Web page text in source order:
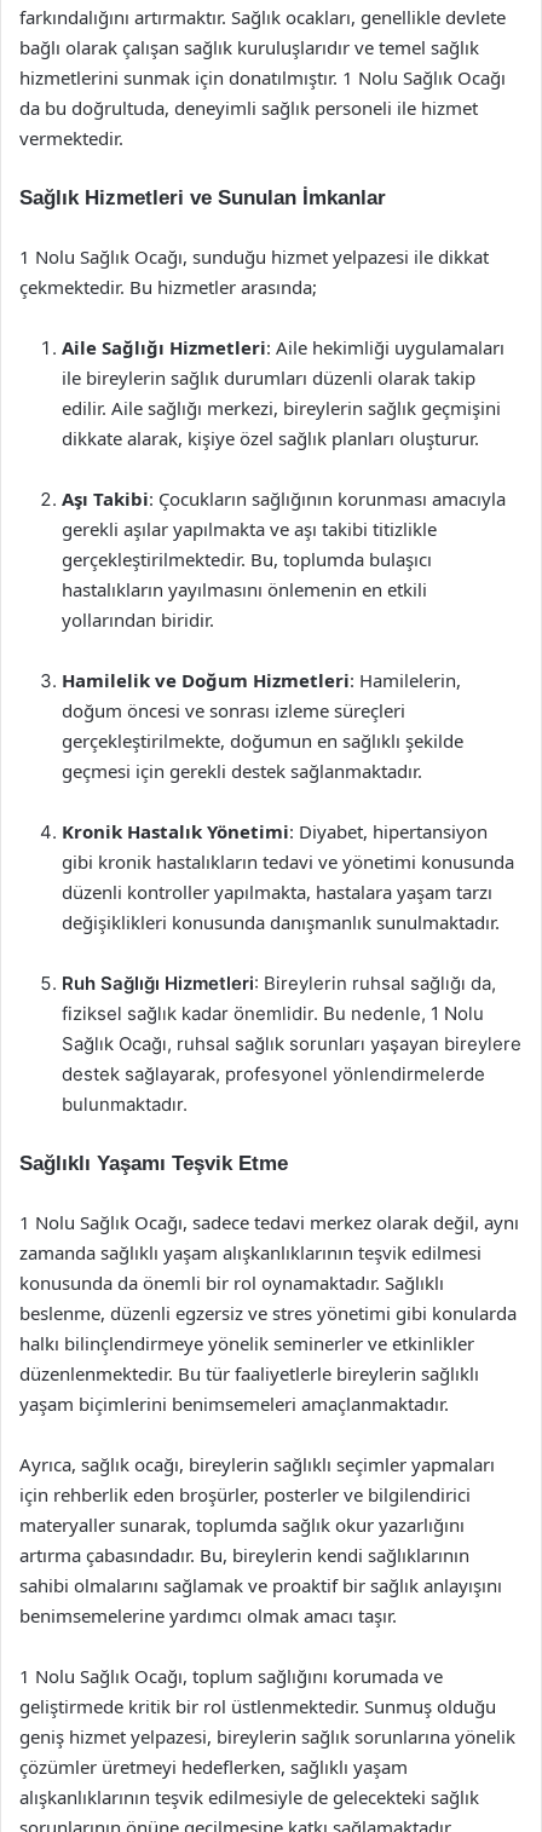
farkındalığını artırmaktır. Sağlık ocakları, genellikle devlete
bağlı olarak çalışan sağlık kuruluşlarıdır ve temel sağlık
hizmetlerini sunmak için donatılmıştır. 1 Nolu Sağlık Ocağı
da bu doğrultuda, deneyimli sağlık personeli ile hizmet
vermektedir.
Sağlık Hizmetleri ve Sunulan İmkanlar
1 Nolu Sağlık Ocağı, sunduğu hizmet yelpazesi ile dikkat
çekmektedir. Bu hizmetler arasında;
Aile Sağlığı Hizmetleri: Aile hekimliği uygulamaları
ile bireylerin sağlık durumları düzenli olarak takip
edilir. Aile sağlığı merkezi, bireylerin sağlık geçmişini
dikkate alarak, kişiye özel sağlık planları oluşturur.
Aşı Takibi: Çocukların sağlığının korunması amacıyla
gerekli aşılar yapılmakta ve aşı takibi titizlikle
gerçekleştirilmektedir. Bu, toplumda bulaşıcı
hastalıkların yayılmasını önlemenin en etkili
yollarından biridir.
Hamilelik ve Doğum Hizmetleri: Hamilelerin,
doğum öncesi ve sonrası izleme süreçleri
gerçekleştirilmekte, doğumun en sağlıklı şekilde
geçmesi için gerekli destek sağlanmaktadır.
Kronik Hastalık Yönetimi: Diyabet, hipertansiyon
gibi kronik hastalıkların tedavi ve yönetimi konusunda
düzenli kontroller yapılmakta, hastalara yaşam tarzı
değişiklikleri konusunda danışmanlık sunulmaktadır.
Ruh Sağlığı Hizmetleri: Bireylerin ruhsal sağlığı da,
fiziksel sağlık kadar önemlidir. Bu nedenle, 1 Nolu
Sağlık Ocağı, ruhsal sağlık sorunları yaşayan bireylere
destek sağlayarak, profesyonel yönlendirmelerde
bulunmaktadır.
Sağlıklı Yaşamı Teşvik Etme
1 Nolu Sağlık Ocağı, sadece tedavi merkez olarak değil, aynı
zamanda sağlıklı yaşam alışkanlıklarının teşvik edilmesi
konusunda da önemli bir rol oynamaktadır. Sağlıklı
beslenme, düzenli egzersiz ve stres yönetimi gibi konularda
halkı bilinçlendirmeye yönelik seminerler ve etkinlikler
düzenlenmektedir. Bu tür faaliyetlerle bireylerin sağlıklı
yaşam biçimlerini benimsemeleri amaçlanmaktadır.
Ayrıca, sağlık ocağı, bireylerin sağlıklı seçimler yapmaları
için rehberlik eden broşürler, posterler ve bilgilendirici
materyaller sunarak, toplumda sağlık okur yazarlığını
artırma çabasındadır. Bu, bireylerin kendi sağlıklarının
sahibi olmalarını sağlamak ve proaktif bir sağlık anlayışını
benimsemelerine yardımcı olmak amacı taşır.
1 Nolu Sağlık Ocağı, toplum sağlığını korumada ve
geliştirmede kritik bir rol üstlenmektedir. Sunmuş olduğu
geniş hizmet yelpazesi, bireylerin sağlık sorunlarına yönelik
çözümler üretmeyi hedeflerken, sağlıklı yaşam
alışkanlıklarının teşvik edilmesiyle de gelecekteki sağlık
sorunlarının önüne geçilmesine katkı sağlamaktadır.